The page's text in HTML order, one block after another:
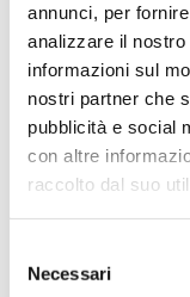
annunci, per
analizzare il
informazioni sul
nostri partner che
pubblicità e social
con altre
raccolto dal suo
delNecessari
Codice Fiscale:
Procedura di
Affidamento ai
Aziendale per
Aggiudicatario
SYNERGICA
Importo